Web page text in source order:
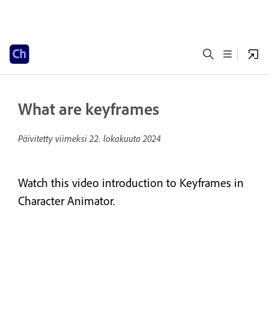
What are keyframes
Päivitetty viimeksi22. lokakuuta 2024
Watch this video introduction to Keyframes in
Character Animator.